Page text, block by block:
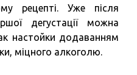
рецепті. Уже після
дегустації можна
настойки додаванням
міцного алкоголю.